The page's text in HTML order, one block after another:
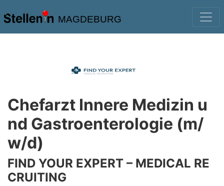
MAGDEBURG
Chefarzt Innere Medizin u
nd Gastroenterologie (m/
w/d)
FIND YOUR EXPERT – MEDICAL RE
CRUITING